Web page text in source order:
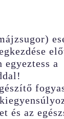
egyeztess a
és az